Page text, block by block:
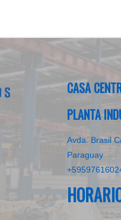
CASA
PLANTA
Avda. Brasil
Paraguay